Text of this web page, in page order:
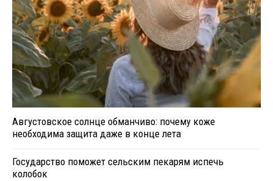
Августовское солнце обманчиво: почему коже
необходима защита даже в конце лета
Государство поможет сельским пекарям испечь
колобок